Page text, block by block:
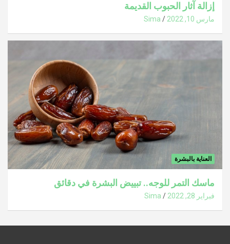
إزالة آثار الحبوب القديمة
مارس 10, 2022 Sima
العناية بالبشرة
ماسك التمر للوجه.. تبييض البشرة في دقائق
فبراير 28, 2022 Sima